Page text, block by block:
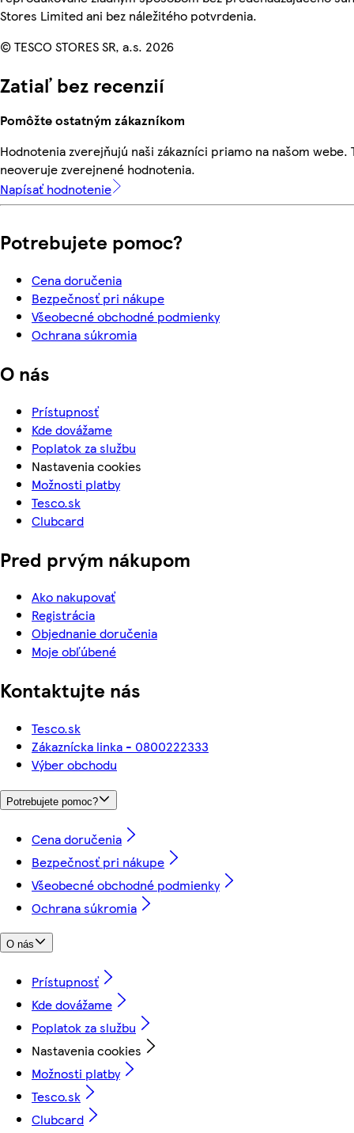
Stores Limited ani bez náležitého potvrdenia.
© TESCO STORES SR, a.s. 2026
Zatiaľ bez recenzií
Pomôžte ostatným zákazníkom
Hodnotenia zverejňujú naši zákazníci priamo na našom webe.
neoveruje zverejnené hodnotenia.
Napísať hodnotenie
Potrebujete pomoc?
Cena doručenia
Bezpečnosť pri nákupe
Všeobecné obchodné podmienky
Ochrana súkromia
O nás
Prístupnosť
Kde dovážame
Poplatok za službu
Nastavenia cookies
Možnosti platby
Tesco.sk
Clubcard
Pred prvým nákupom
Ako nakupovať
Registrácia
Objednanie doručenia
Moje obľúbené
Kontaktujte nás
Tesco.sk
Zákaznícka linka - 0800222333
Výber obchodu
Potrebujete pomoc?
Cena doručenia
Bezpečnosť pri nákupe
Všeobecné obchodné podmienky
Ochrana súkromia
O nás
Prístupnosť
Kde dovážame
Poplatok za službu
Nastavenia cookies
Možnosti platby
Tesco.sk
Clubcard